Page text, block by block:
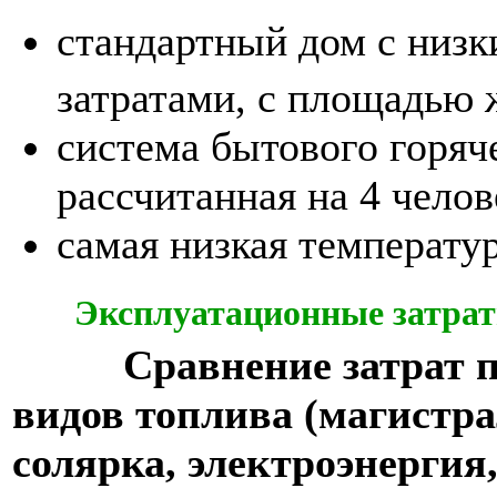
стандартный дом с
затратами, с
система бытового
рассчитанная на 4
самая низкая
Эксплуатационные
Сравнение затрат
видов топлива
солярка,